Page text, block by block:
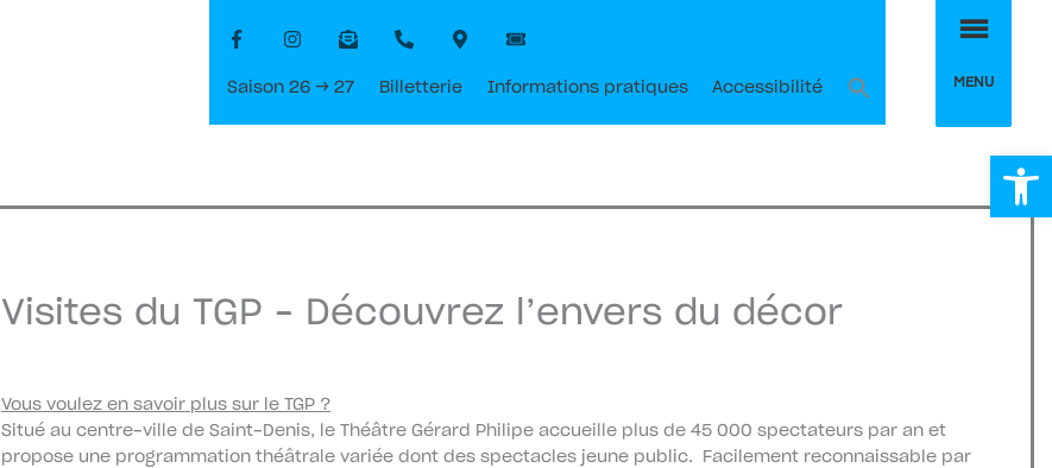
Saison 26 → 27 Billetterie Informations pratiques Accessibilité MENU
Visites du TGP – Découvrez l’envers du décor
Vous voulez en savoir plus sur le TGP ?
Situé au centre-ville de Saint-Denis, le Théâtre Gérard Philipe accueille plus de 45 000 spectateurs par an et
propose une programmation théâtrale variée dont des spectacles jeune public. Facilement reconnaissable par